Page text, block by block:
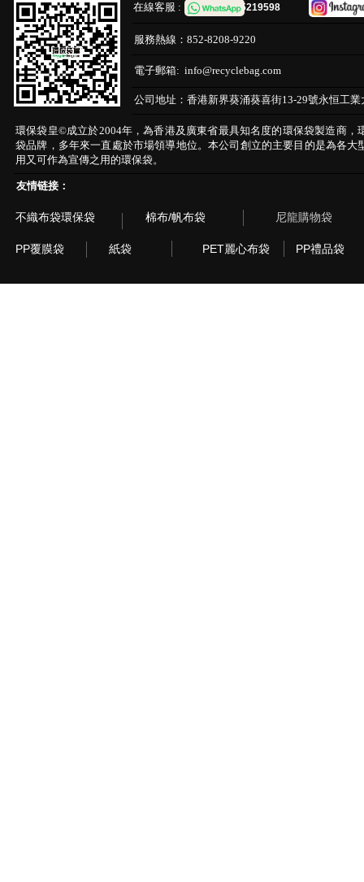
在線客服 :65219598
服務熱線： 852-8208-9220
電子郵箱: info@recyclebag.com
公司地址： 香港新界葵涌葵喜街13-29號永恒工業
環保袋皇©成立於2004年，為香港及廣東省最具知名度的環保袋製造商
袋品牌，多年來一直處於市場領導地位。本公司創立的主要目的是為各大
用又可作為宣傳之用的環保袋。
友情链接：
不織布袋環保袋 棉布/帆布袋 尼龍購物袋
PP覆膜袋 紙袋 PET麗心布袋 PP禮品袋